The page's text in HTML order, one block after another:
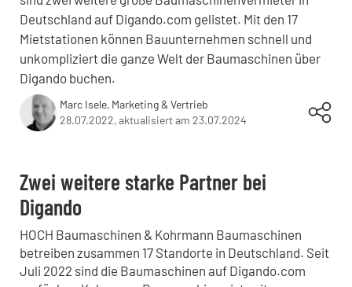
Deutschland auf Digando.com gelistet. Mit den 17
Mietstationen können Bauunternehmen schnell und
unkompliziert die ganze Welt der Baumaschinen über
Digando buchen.
Marc Isele, Marketing & Vertrieb
28.07.2022,aktualisiert am 23.07.2024
Zwei weitere starke Partner bei
Digando
HOCH Baumaschinen & Kohrmann Baumaschinen
betreiben zusammen 17 Standorte in Deutschland. Seit
Juli 2022 sind die Baumaschinen auf Digando.com